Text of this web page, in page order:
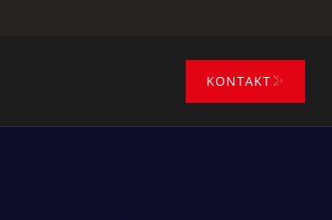
KONTAKT